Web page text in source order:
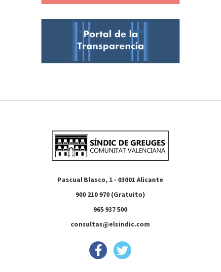
Pascual Blasco, 1 - 03001 Alicante
900 210 970 (Gratuito)
965 937 500
consultas@elsindic.com